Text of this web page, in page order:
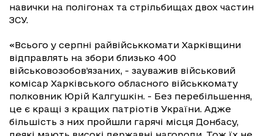
навички на полігонах та стрільбищах двох частин
ЗСУ.
«Всього у серпні райвійськкомати Харківщини
відправлять на збори близько 400
військовозобов’язаних, - зауважив військовий
комісар Харківського обласного військкомату
полковник Юрій Калгушкін. - Без перебільшення,
це є кращі з кращих патріотів України. Адже
більшість з них пройшли гарячі місця Донбасу,